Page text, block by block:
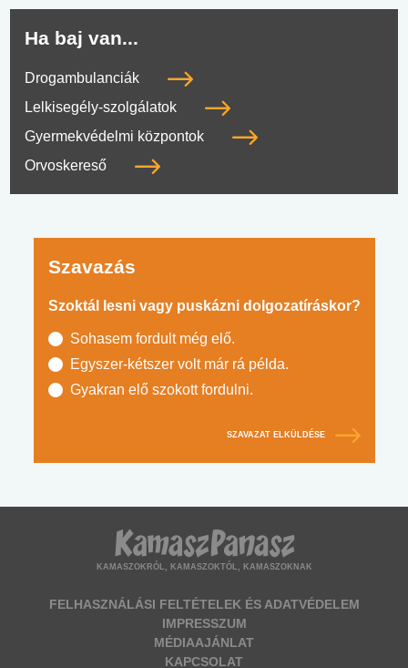
Ha baj van...
Drogambulanciák
Lelkisegély-szolgálatok
Gyermekvédelmi központok
Orvoskereső
Szavazás
Szoktál lesni vagy puskázni dolgozatíráskor?
Sohasem fordult még elő.
Egyszer-kétszer volt már rá példa.
Gyakran elő szokott fordulni.
SZAVAZAT ELKÜLDÉSE
KAMASZOKRÓL, KAMASZOKTÓL, KAMASZOKNAK
FELHASZNÁLÁSI FELTÉTELEK ÉS ADATVÉDELEM
IMPRESSZUM
MÉDIAAJÁNLAT
KAPCSOLAT